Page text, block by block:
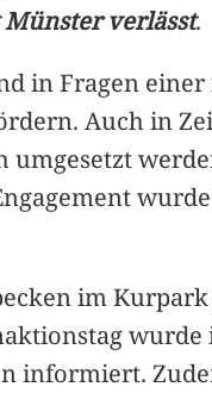
Münster verlässt.
in Fragen
Auch in
im Kurpark
wurde
informiert.